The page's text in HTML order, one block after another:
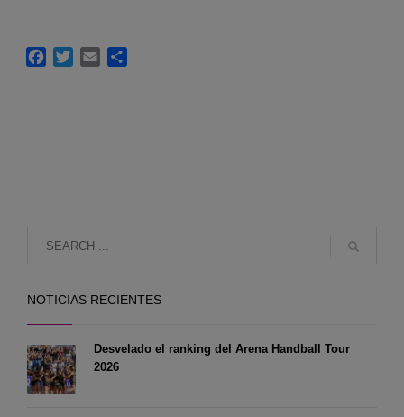
FacebookTwitter
Email
NOTICIAS RECIENTES
Desvelado el ranking del Arena Handball Tour
2026